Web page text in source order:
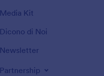
Media Kit
Dicono di Noi
Newsletter
Partnership